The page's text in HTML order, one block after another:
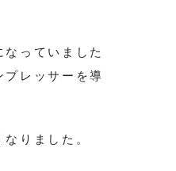
っていました
プレッサーを導
りました。